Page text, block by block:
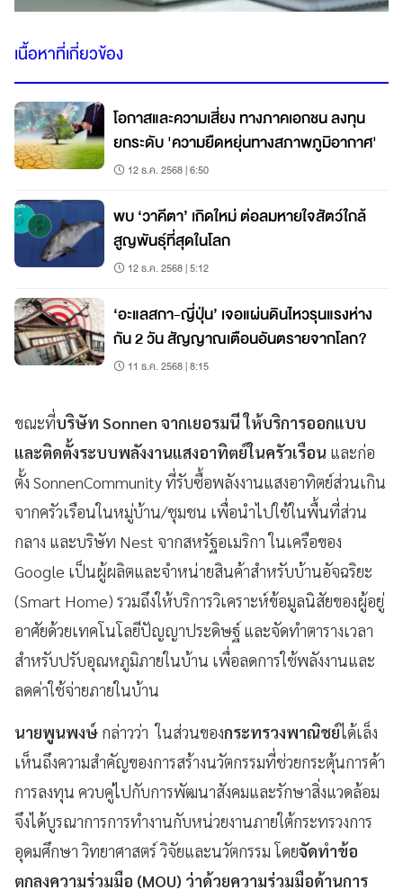
เนื้อหาที่เกี่ยวข้อง
โอกาสและความเสี่ยง ทางภาคเอกชน ลงทุน
ยกระดับ 'ความยืดหยุ่นทางสภาพภูมิอากาศ'
12 ธ.ค. 2568 | 6:50
พบ ‘วาคีตา’ เกิดใหม่ ต่อลมหายใจสัตว์ใกล้
สูญพันธุ์ที่สุดในโลก
12 ธ.ค. 2568 | 5:12
‘อะแลสกา-ญี่ปุ่น’ เจอแผ่นดินไหวรุนแรงห่าง
กัน 2 วัน สัญญาณเตือนอันตรายจากโลก?
11 ธ.ค. 2568 | 8:15
ขณะที่บริษัท Sonnen จากเยอรมนี ให้บริการออกแบบ
และติดตั้งระบบพลังงานแสงอาทิตย์ในครัวเรือน และก่อ
ตั้ง SonnenCommunity ที่รับซื้อพลังงานแสงอาทิตย์ส่วนเกิน
จากครัวเรือนในหมู่บ้าน/ชุมชน เพื่อนำไปใช้ในพื้นที่ส่วน
กลาง และบริษัท Nest จากสหรัฐอเมริกา ในเครือของ
Google เป็นผู้ผลิตและจำหน่ายสินค้าสำหรับบ้านอัจฉริยะ
(Smart Home) รวมถึงให้บริการวิเคราะห์ข้อมูลนิสัยของผู้อยู่
อาศัยด้วยเทคโนโลยีปัญญาประดิษฐ์ และจัดทำตารางเวลา
สำหรับปรับอุณหภูมิภายในบ้าน เพื่อลดการใช้พลังงานและ
ลดค่าใช้จ่ายภายในบ้าน
นายพูนพงษ์ กล่าวว่า ในส่วนของกระทรวงพาณิชย์ได้เล็ง
เห็นถึงความสำคัญของการสร้างนวัตกรรมที่ช่วยกระตุ้นการค้า
การลงทุน ควบคู่ไปกับการพัฒนาสังคมและรักษาสิ่งแวดล้อม
จึงได้บูรณาการการทำงานกับหน่วยงานภายใต้กระทรวงการ
อุดมศึกษา วิทยาศาสตร์ วิจัยและนวัตกรรม โดยจัดทำข้อ
ตกลงความร่วมมือ (MOU) ว่าด้วยความร่วมมือด้านการ